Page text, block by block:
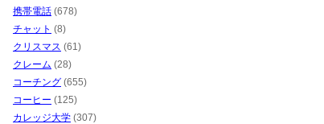
携帯電話 (678)
チャット (8)
クリスマス (61)
クレーム (28)
コーチング (655)
コーヒー (125)
カレッジ大学 (307)